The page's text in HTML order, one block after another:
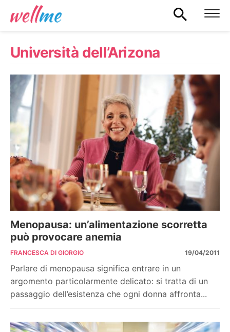
Università dell’Arizona
Menopausa: un’alimentazione scorretta
può provocare anemia
FRANCESCA DI GIORGIO 19/04/2011
Parlare di menopausa significa entrare in un
argomento particolarmente delicato: si tratta di un
passaggio dell’esistenza che ogni donna affronta...